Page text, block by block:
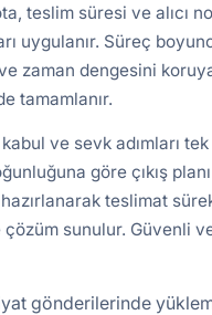
teslim süresi ve alıcı
uygulanır. Süreç
zaman dengesini
tamamlanır.
ve sevk adımları
göre çıkış
teslimat
sunulur. Güvenli
gönderilerinde